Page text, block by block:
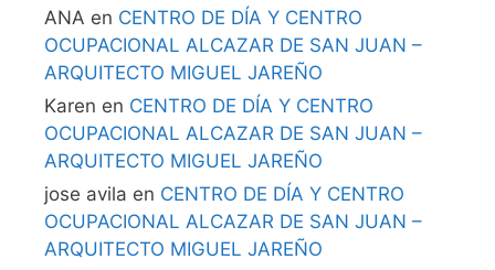
ANA en CENTRO DE DÍA Y CENTRO
OCUPACIONAL ALCAZAR DE SAN JUAN –
ARQUITECTO MIGUEL JAREÑO
Karen en CENTRO DE DÍA Y CENTRO
OCUPACIONAL ALCAZAR DE SAN JUAN –
ARQUITECTO MIGUEL JAREÑO
jose avila en CENTRO DE DÍA Y CENTRO
OCUPACIONAL ALCAZAR DE SAN JUAN –
ARQUITECTO MIGUEL JAREÑO